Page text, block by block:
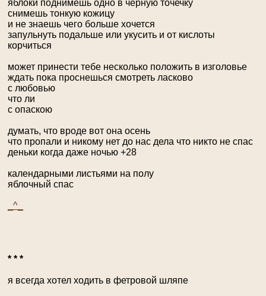
яблоки поднимешь одно в черную точечку
снимешь тонкую кожицу
и не знаешь чего больше хочется
запульнуть подальше или укусить и от кислоты
корчиться
может принести тебе несколько положить в изголовье
ждать пока проснешься смотреть ласково
с любовью
что ли
с опаскою
думать, что вроде вот она осень
что пропали и никому нет до нас дела что никто не спас
деньки когда даже ночью +28
календарными листьями на полу
яблочный спас
_^_
* * *
я всегда хотел ходить в фетровой шляпе